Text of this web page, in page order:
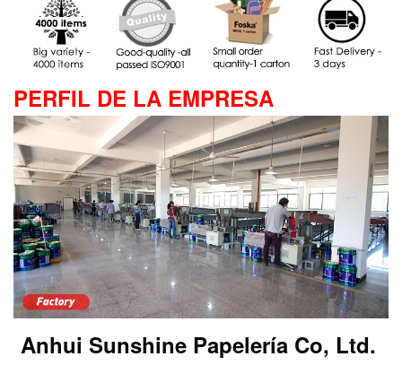
PERFIL DE LA EMPRESA
Anhui Sunshine Papelería Co, Ltd.